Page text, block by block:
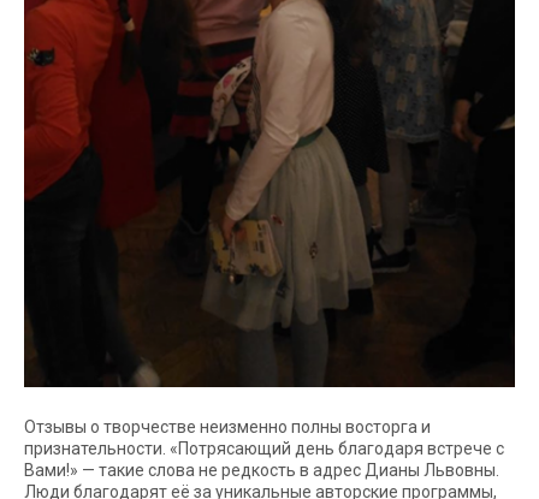
Отзывы о творчестве неизменно полны восторга и
признательности. «Потрясающий день благодаря встрече с
Вами!» — такие слова не редкость в адрес Дианы Львовны.
Люди благодарят её за уникальные авторские программы,